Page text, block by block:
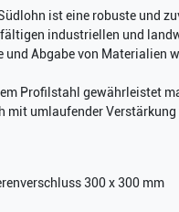
ist eine robuste und
industriellen und
Abgabe von Materialien
Profilstahl gewährleistet
mit umlaufender
300 x 300 mm